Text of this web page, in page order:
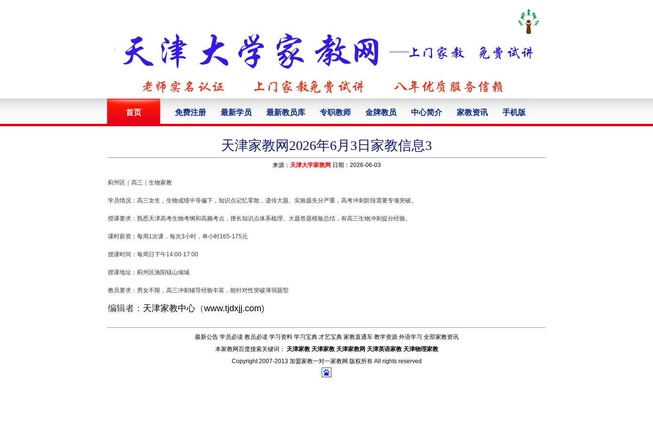
首页 免费注册 最新学员 最新教员库 专职教师 金牌教员 中心简介 家教资讯 手机版
天津家教网2026年6月3日家教信息3
来源： 天津大学家教网 日期：2026-06-03
蓟州区｜高三｜生物家教
学员情况：高三女生，生物成绩中等偏下，知识点记忆零散，遗传大题、实验题失分严重，高考冲刺阶段需要专项突破。
授课要求：熟悉天津高考生物考纲和高频考点，擅长知识点体系梳理、大题答题模板总结，有高三生物冲刺提分经验。
课时薪资：每周1次课，每次3小时，单小时165-175元
授课时间：每周日下午14:00-17:00
授课地址：蓟州区渔阳镇山倾城
教员要求：男女不限，高三冲刺辅导经验丰富，能针对性突破薄弱题型
编辑者： 天津家教中心 （www.tjdxjj.com)
最新公告 学员必读 教员必读 学习资料 学习宝典 才艺宝典 家教直通车 教学资源 外语学习 全部家教资讯
本家教网百度搜索关键词：
天津家教 天津家教 天津家教网 天津英语家教 天津物理家教
Copyright 2007-2013 加盟家教一对一家教网 版权所有 All rights reserved